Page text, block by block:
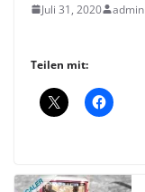
Juli 31, 2020 admin
Teilen mit: